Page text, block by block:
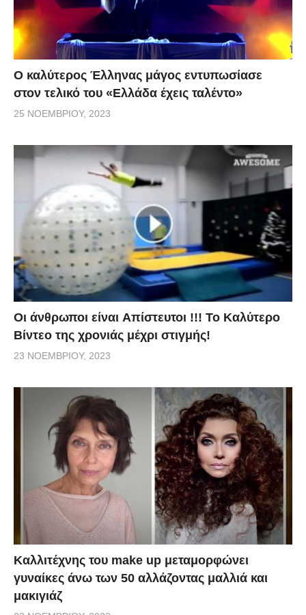
Ο καλύτερος Έλληνας μάγος εντυπωσίασε
στον τελικό του «Ελλάδα έχεις ταλέντο»
25 ΝΟΕΜΒΡΊΟΥ, 2023
Οι άνθρωποι είναι Aπίστευτοι !!! To Καλύτερο
Βίντεο της χρονιάς μέχρι στιγμής!
23 ΝΟΕΜΒΡΊΟΥ, 2023
Καλλιτέχνης του make up μεταμορφώνει
γυναίκες άνω των 50 αλλάζοντας μαλλιά και
μακιγιάζ